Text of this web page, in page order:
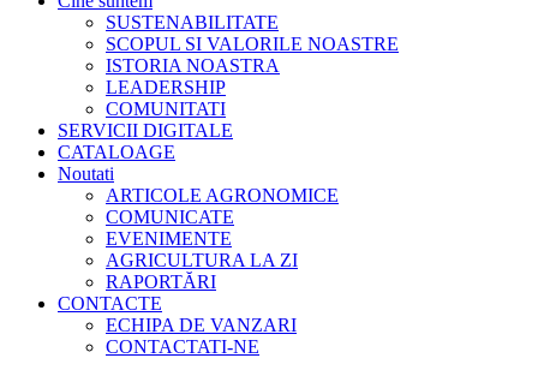
SUSTENABILITATE
SCOPUL SI VALORILE NOASTRE
ISTORIA NOASTRA
LEADERSHIP
COMUNITATI
SERVICII DIGITALE
CATALOAGE
Noutati
ARTICOLE AGRONOMICE
COMUNICATE
EVENIMENTE
AGRICULTURA LA ZI
RAPORTĂRI
CONTACTE
ECHIPA DE VANZARI
CONTACTATI-NE